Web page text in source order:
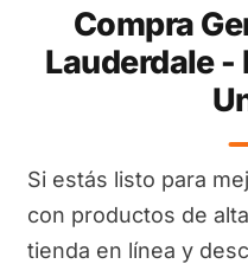
Compra
Lauderdale -
Si estás listo para
con productos de
tienda en línea y